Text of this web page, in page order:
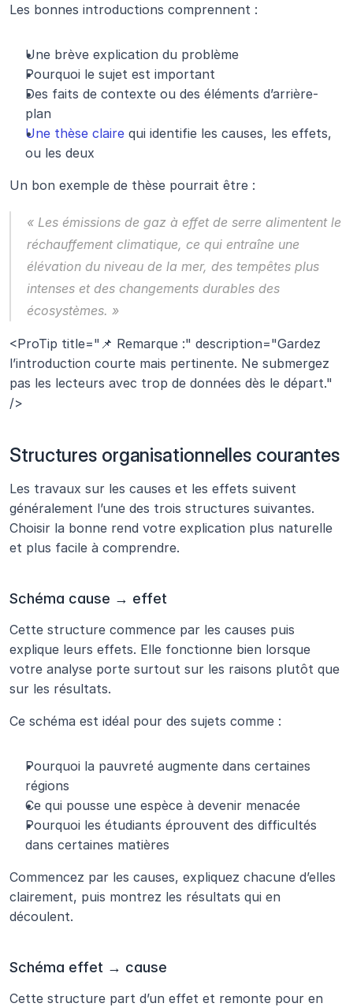
Les bonnes introductions comprennent :
Une brève explication du problème
Pourquoi le sujet est important
Des faits de contexte ou des éléments d’arrière-
plan
Une thèse claire qui identifie les causes, les effets,
ou les deux
Un bon exemple de thèse pourrait être :
« Les émissions de gaz à effet de serre alimentent le
réchauffement climatique, ce qui entraîne une
élévation du niveau de la mer, des tempêtes plus
intenses et des changements durables des
écosystèmes. »
<ProTip title="📌 Remarque :" description="Gardez
l’introduction courte mais pertinente. Ne submergez
pas les lecteurs avec trop de données dès le départ."
/>
Structures organisationnelles courantes
Les travaux sur les causes et les effets suivent
généralement l’une des trois structures suivantes.
Choisir la bonne rend votre explication plus naturelle
et plus facile à comprendre.
Schéma cause → effet
Cette structure commence par les causes puis
explique leurs effets. Elle fonctionne bien lorsque
votre analyse porte surtout sur les raisons plutôt que
sur les résultats.
Ce schéma est idéal pour des sujets comme :
Pourquoi la pauvreté augmente dans certaines
régions
Ce qui pousse une espèce à devenir menacée
Pourquoi les étudiants éprouvent des difficultés
dans certaines matières
Commencez par les causes, expliquez chacune d’elles
clairement, puis montrez les résultats qui en
découlent.
Schéma effet → cause
Cette structure part d’un effet et remonte pour en